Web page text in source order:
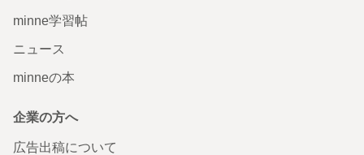
minne学習帖
ニュース
minneの本
企業の方へ
広告出稿について